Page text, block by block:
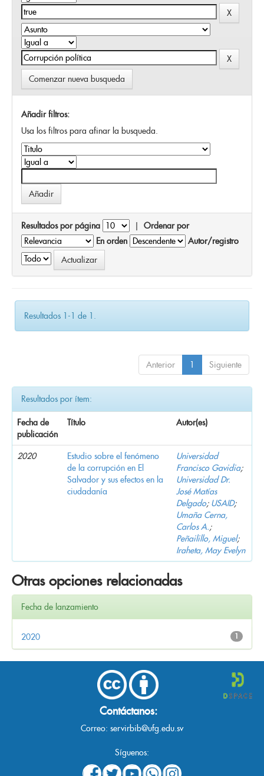
Comenzar nueva busqueda
Añadir filtros:
Usa los filtros para afinar la busqueda.
Resultados por página | Ordenar por
En orden
Autor/registro
Resultados 1-1 de 1.
Anterior 1 Siguiente
Resultados por ítem:
Fecha de
publicación
Título Autor(es)
2020
Estudio sobre el fenómeno
de la corrupción en El
Salvador y sus efectos en la
ciudadanía
Universidad
Francisco Gavidia;
Universidad Dr.
José Matías
Delgado; USAID;
Umaña Cerna,
Carlos A.;
Peñailillo, Miguel;
Iraheta, May Evelyn
Otras opciones relacionadas
Fecha de lanzamiento
1
2020
Contáctanos:
Correo: servirbib@ufg.edu.sv
Síguenos: